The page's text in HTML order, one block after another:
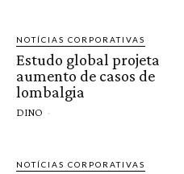
NOTÍCIAS CORPORATIVAS
Estudo global projeta
aumento de casos de
lombalgia
DINO -
NOTÍCIAS CORPORATIVAS